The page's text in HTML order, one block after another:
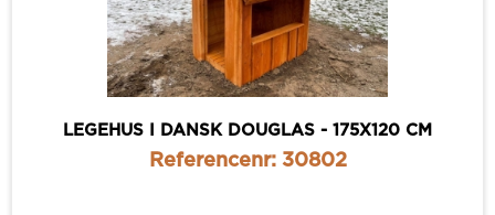
LEGEHUS I DANSK DOUGLAS - 175X120 CM
Referencenr: 30802